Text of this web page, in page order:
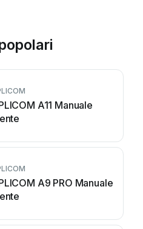
A11 Manuale
A9 PRO Manuale